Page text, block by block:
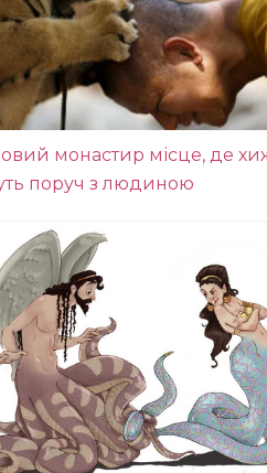
монастир місце, де
поруч з людиною